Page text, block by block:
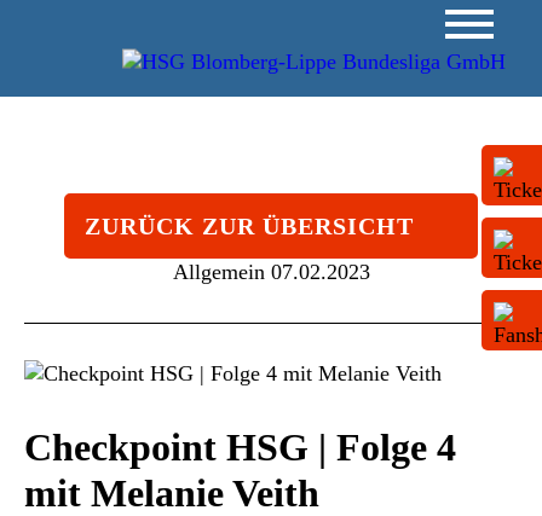
ZURÜCK ZUR ÜBERSICHT
Allgemein 07.02.2023
Checkpoint HSG | Folge 4
mit Melanie Veith